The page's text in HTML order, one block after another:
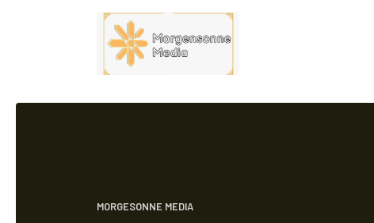
MORGESONNE MEDIA